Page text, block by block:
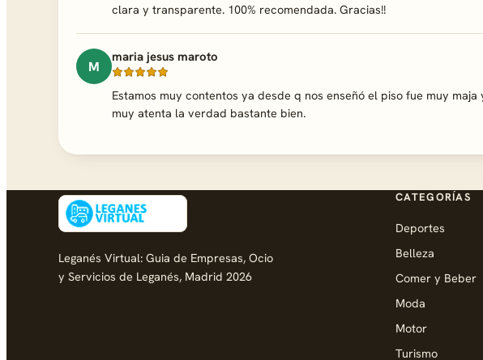
clara y transparente. 100% recomendada. Gracias!!
M
maria jesus maroto
Estamos muy contentos ya desde q nos enseñó el piso fue muy
muy atenta la verdad bastante bien.
Leganés Virtual: Guia de Empresas, Ocio
y Servicios de Leganés, Madrid 2026
CATEGORÍAS
Deportes
Belleza
Comer y Beber
Moda
Motor
Turismo